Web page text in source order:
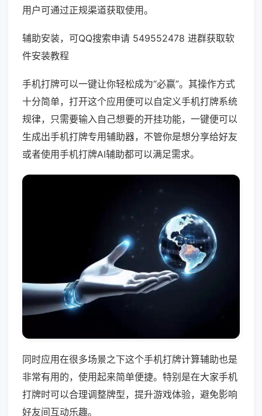
用户可通过正规渠道获取使用。
辅助安装，可QQ搜索申请 549552478 进群获取软
件安装教程
手机打牌可以一键让你轻松成为“必赢”。其操作方式
十分简单，打开这个应用便可以自定义手机打牌系统
规律，只需要输入自己想要的开挂功能，一键便可以
生成出手机打牌专用辅助器，不管你是想分享给好友
或者使用手机打牌AI辅助都可以满足需求。
同时应用在很多场景之下这个手机打牌计算辅助也是
非常有用的，使用起来简单便捷。特别是在大家手机
打牌时可以合理调整牌型，提升游戏体验，避免影响
好友间互动乐趣。